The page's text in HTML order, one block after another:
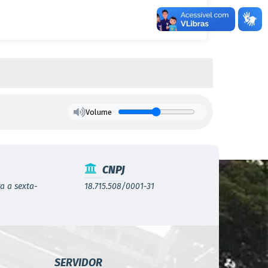
Volume
a sexta-
CNPJ
18.715.508/0001-31
SERVIDOR